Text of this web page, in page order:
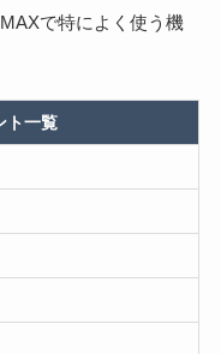
で特によく使う機
ト一覧